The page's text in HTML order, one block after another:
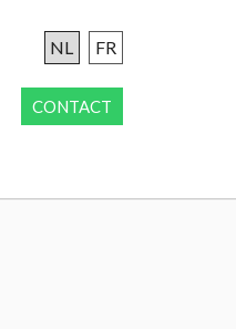
CONTACT
NL FR